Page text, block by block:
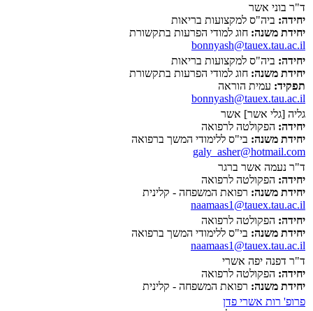
ד"ר בוני אשר
יחידה: ביה"ס למקצועות בריאות
יחידת משנה: חוג למודי הפרעות בתקשורת
bonnyash@tauex.tau.ac.il
יחידה: ביה"ס למקצועות בריאות
יחידת משנה: חוג למודי הפרעות בתקשורת
תפקיד: עמית הוראה
bonnyash@tauex.tau.ac.il
גליה [גלי אשר] אשר
יחידה: הפקולטה לרפואה
יחידת משנה: בי"ס ללימודי המשך ברפואה
galy_asher@hotmail.com
ד"ר נעמה אשר ברגר
יחידה: הפקולטה לרפואה
יחידת משנה: רפואת המשפחה - קלינית
naamaas1@tauex.tau.ac.il
יחידה: הפקולטה לרפואה
יחידת משנה: בי"ס ללימודי המשך ברפואה
naamaas1@tauex.tau.ac.il
ד"ר דפנה יפה אשרי
יחידה: הפקולטה לרפואה
יחידת משנה: רפואת המשפחה - קלינית
פרופ' רות אשרי פדן